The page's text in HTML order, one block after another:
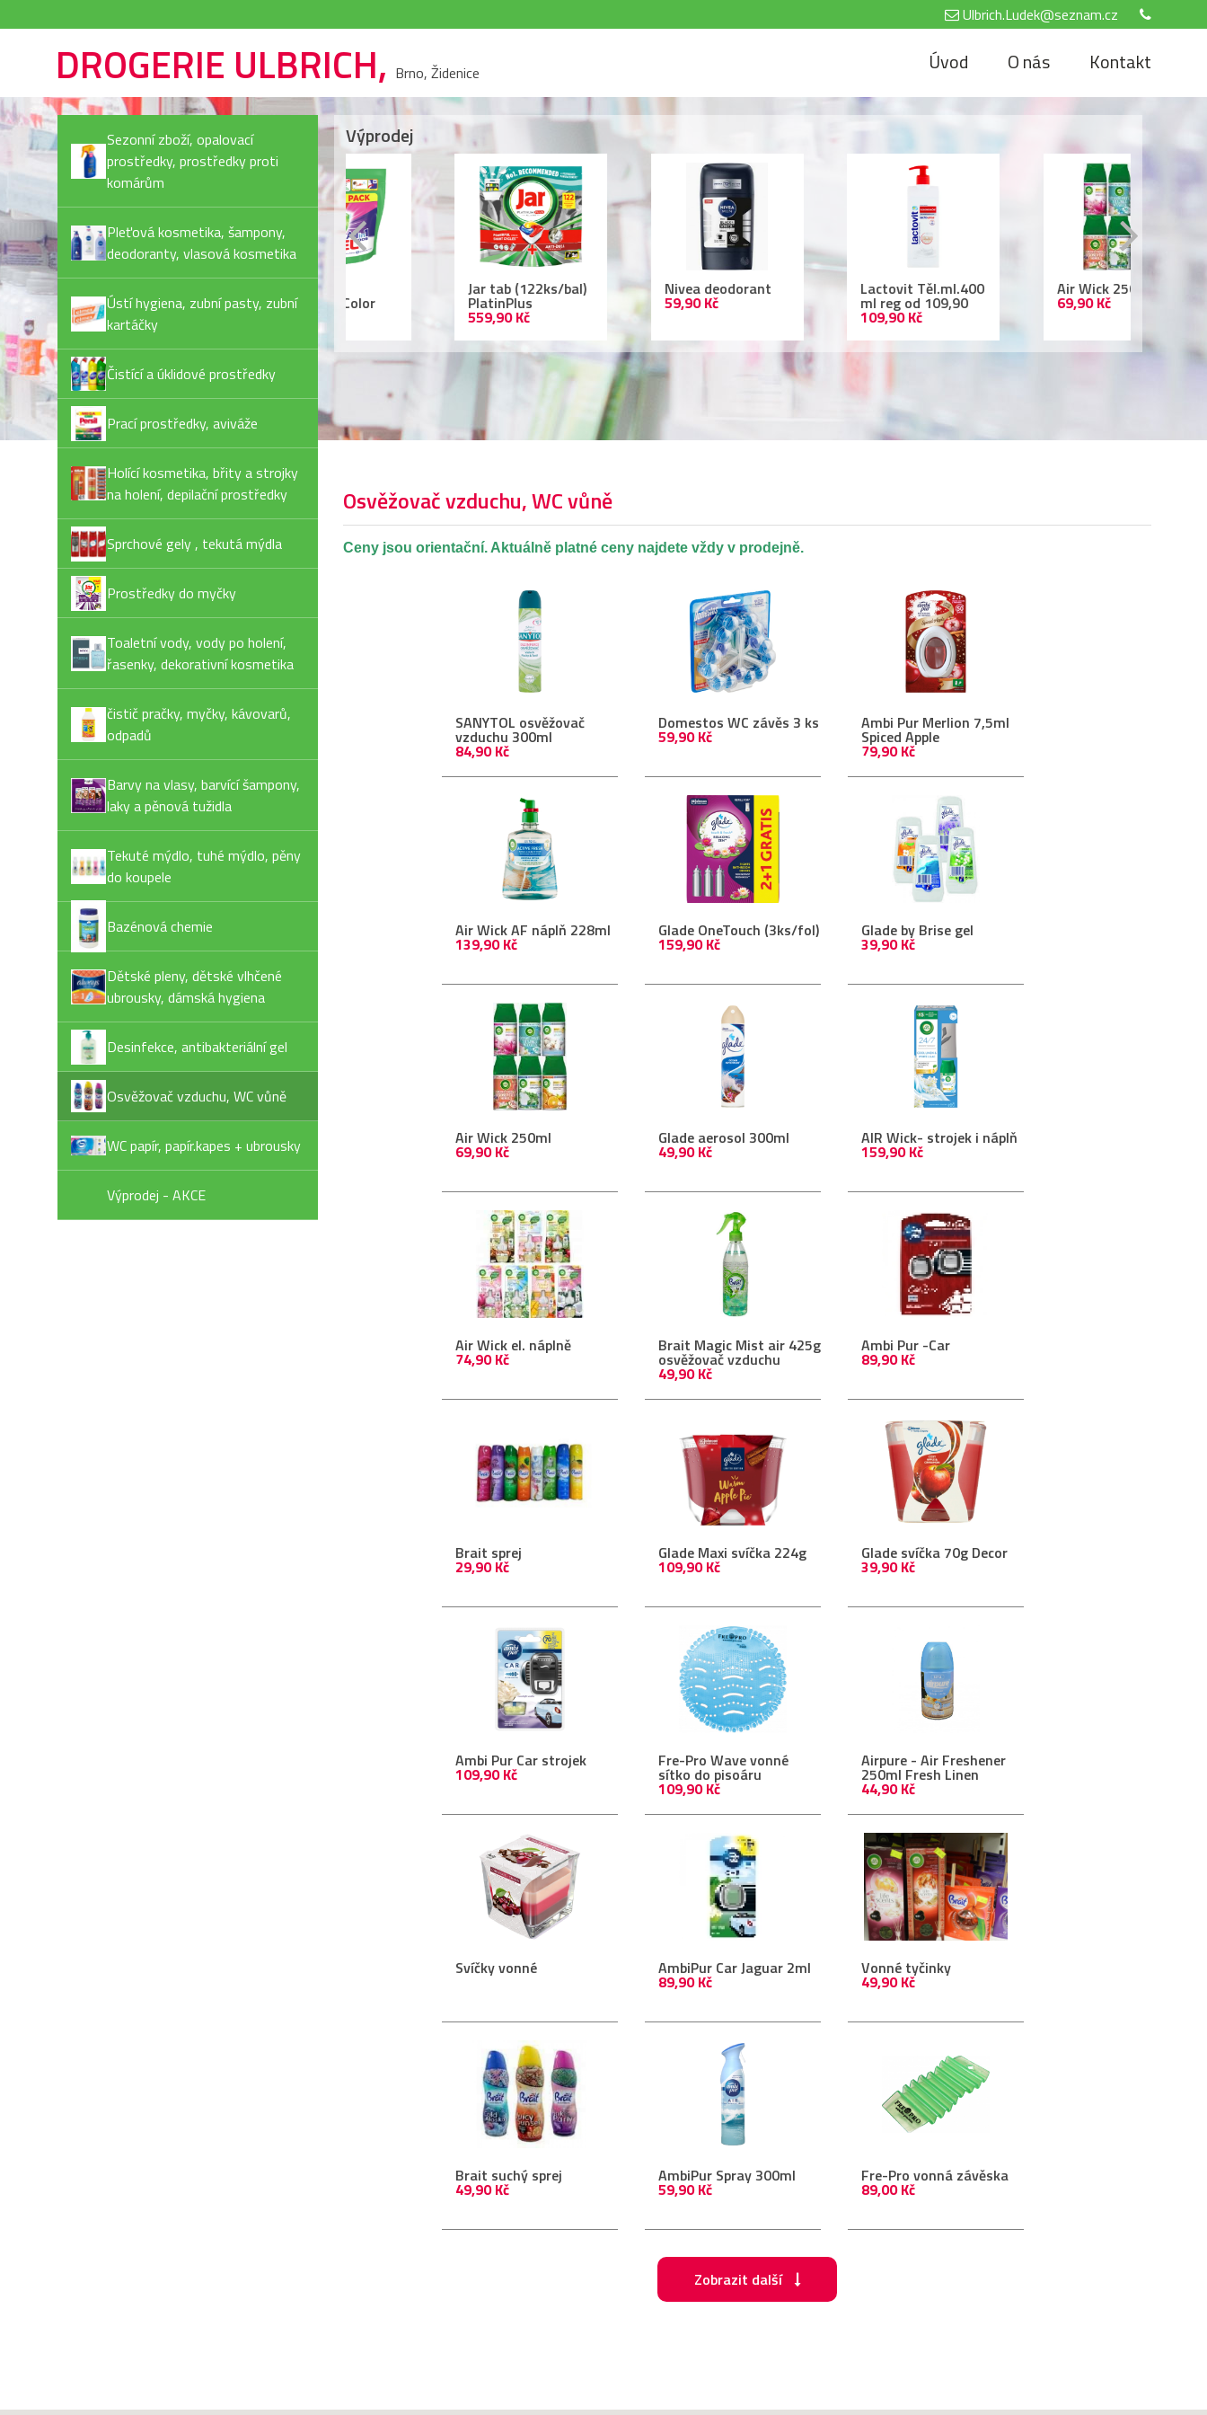
Ulbrich.Ludek@seznam.cz
DROGERIE ULBRICH, Brno, Židenice Úvod O nás Kontakt
Sezonní zboží, opalovací
prostředky, prostředky proti
komárům
Pleťová kosmetika, šampony,
deodoranty, vlasová kosmetika
Ústí hygiena, zubní pasty, zubní
kartáčky
Čistící a úklidové prostředky
Prací prostředky, aviváže
Holící kosmetika, břity a strojky
na holení, depilační prostředky
Sprchové gely , tekutá mýdla
Prostředky do myčky
Toaletní vody, vody po holení,
řasenky, dekorativní kosmetika
čistič pračky, myčky, kávovarů,
odpadů
Barvy na vlasy, barvící šampony,
laky a pěnová tužidla
Tekuté mýdlo, tuhé mýdlo, pěny
do koupele
Bazénová chemie
Dětské pleny, dětské vlhčené
ubrousky, dámská hygiena
Desinfekce, antibakteriální gel
Osvěžovač vzduchu, WC vůně
WC papír, papír.kapes + ubrousky
Výprodej - AKCE
Výprodej
Invisible Pure
Kč
(72PD/bal) Color
479,90 Kč
Jar tab (122ks/bal) Nivea deodorant
59,90 Kč
Lactovit Těl.ml.400
ml reg od 109,90
109,90 Kč
Air Wick 250ml
Osvěžovač vzduchu, WC vůně
Ceny jsou orientační. Aktuálně platné ceny najdete vždy v prodejně.
SANYTOL osvěžovač
vzduchu 300ml
84,90 Kč
Domestos WC závěs 3 ks
59,90 Kč
Ambi Pur Merlion 7,5ml
Spiced Apple
79,90 Kč
Air Wick AF náplň 228ml
139,90 Kč
Glade OneTouch (3ks/fol)
159,90 Kč
Glade by Brise gel
39,90 Kč
Air Wick 250ml
69,90 Kč
Glade aerosol 300ml
49,90 Kč
AIR Wick- strojek i náplň
159,90 Kč
Air Wick el. náplně
74,90 Kč
Brait Magic Mist air 425g
osvěžovač vzduchu
49,90 Kč
Ambi Pur -Car
89,90 Kč
Brait sprej
29,90 Kč
Glade Maxi svíčka 224g
109,90 Kč
Glade svíčka 70g Decor
39,90 Kč
Ambi Pur Car strojek
109,90 Kč
Fre-Pro Wave vonné
sítko do pisoáru
109,90 Kč
Airpure - Air Freshener
250ml Fresh Linen
44,90 Kč
Svíčky vonné AmbiPur Car Jaguar 2ml
89,90 Kč
Vonné tyčinky
49,90 Kč
Brait suchý sprej
49,90 Kč
AmbiPur Spray 300ml
59,90 Kč
Fre-Pro vonná závěska
89,00 Kč
Zobrazit další